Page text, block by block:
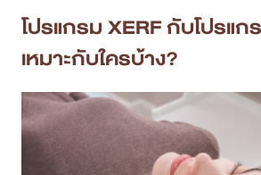
โปรแกรม XERF กับโปรแ
เหมาะกับใครบ้าง?